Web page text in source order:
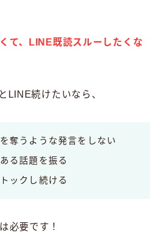
て、LINE既読スルーしたくな
LINE続けたいなら、
奪うような発言をしない
る話題を振る
ックし続ける
必要です！